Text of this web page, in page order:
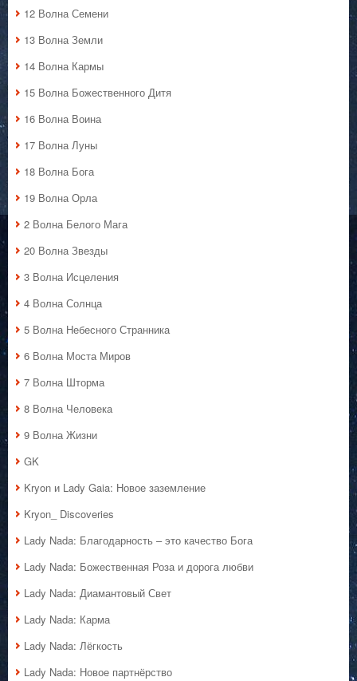
12 Волна Семени
13 Волна Земли
14 Волна Кармы
15 Волна Божественного Дитя
16 Волна Воина
17 Волна Луны
18 Волна Бога
19 Волна Орла
2 Волна Белого Мага
20 Волна Звезды
3 Волна Исцеления
4 Волна Солнца
5 Волна Небесного Странника
6 Волна Моста Миров
7 Волна Шторма
8 Волна Человека
9 Волна Жизни
GK
Kryon и Lady Gaia: Новое заземление
Kryon_ Discoveries
Lady Nada: Благодарность – это качество Бога
Lady Nada: Божественная Роза и дорога любви
Lady Nada: Диамантовый Свет
Lady Nada: Карма
Lady Nada: Лёгкость
Lady Nada: Новое партнёрство